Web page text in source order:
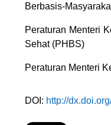
Berbasis-
Peraturan Menteri
Sehat (PHBS)
Peraturan Menteri
DOI: http://